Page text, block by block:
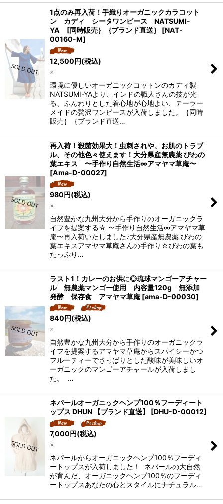
1点のみ再入荷！手織りオーガニックカラコット
ン カディ シータワンピース NATSUMI-
YA [同時販売｝｛ブランド直送｝
[NAT-
00160-M]
12,500円(税込)
×
環境に優しいオーガニックコットンのカディ製
NATSUMI-YAより、インドの職人さんの技が光
る、ふんわりとした着心地が心地よい、テーラー
メイドの贅沢ワンピースが入荷しました。｛同時
販売｝｛ブランド直送…
再入荷！殺菌効果大！虫刺されや、お肌のトラブ
ル、その他色々使えます！大分県産無農薬 びわの
葉エキス 〜手作り自然生活∞アマヤマ草庵〜
[Ama-D-00027]
980円(税込)
×
自然豊かな九州大分から手作りのオーガニックラ
イフを提案する☆ 〜手作り自然生活∞アマヤマ草
庵〜再入荷いたしました♪大分県産無農薬 びわの
葉エキスアマヤマ草庵さんの手作り☆びわの葉も
たっぷり…
ラスト1！カレーのお供に◎琉球マンゴーアチャー
ル 無農薬マンゴー使用 内容量120g 無添加
発酵 保存食 アマヤマ草庵 [ama-D-00030]
840 円(税込)
×
自然豊かな九州大分から手作りのオーガニックラ
イフを提案するアマヤマ草庵からスパイシーかつ
フルーティーでさっぱりとした酸味が美味しいオ
ーガニックのマンゴーアチャールが入荷しまし
た。 …
ネパールオーガニックヘンプ100％フーディート
ップス DHUN 【ブランド直送】
[DHU-D-00012]
7,000円(税込)
×
ネパールからオーガニックヘンプ100％フーディ
ートップスが入荷しました！ ネパールの大自然
が育んだ、オーガニックヘンプ100％のフーディ
ートップスあなたの心とスタイルにナチュラル…